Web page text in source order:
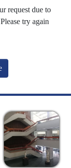
request due to
try again